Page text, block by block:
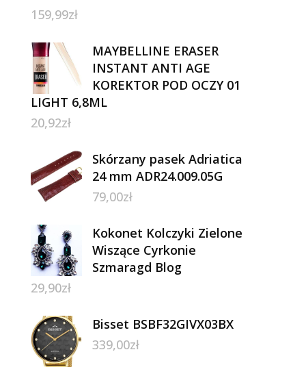
159,99zł
MAYBELLINE ERASER
INSTANT ANTI AGE
KOREKTOR POD OCZY 01
LIGHT 6,8ML
20,92zł
Skórzany pasek Adriatica
24 mm ADR24.009.05G
79,00zł
Kokonet Kolczyki Zielone
Wiszące Cyrkonie
Szmaragd Blog
29,90zł
Bisset BSBF32GIVX03BX
339,00zł